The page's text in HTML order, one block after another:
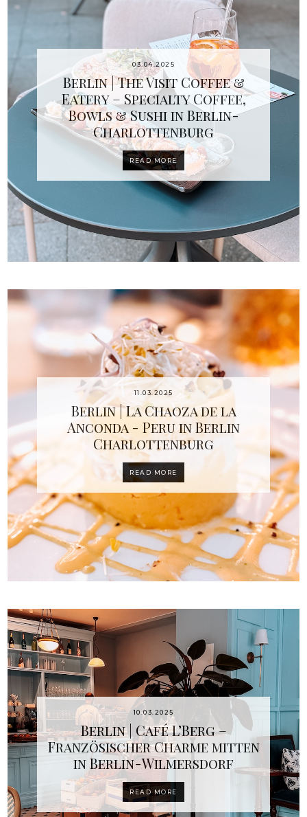
03.04.2025
Berlin | The Visit Coffee &
Eatery – Specialty Coffee,
Bowls & Sushi in Berlin-
Charlottenburg
READ MORE
11.03.2025
Berlin | La Chaoza de la
Anconda - Peru in Berlin
Charlottenburg
READ MORE
10.03.2025
Berlin | Café L’Berg –
Französischer Charme mitten
in Berlin-Wilmersdorf
READ MORE